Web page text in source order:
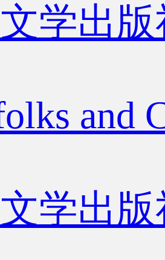
学出
and
学出